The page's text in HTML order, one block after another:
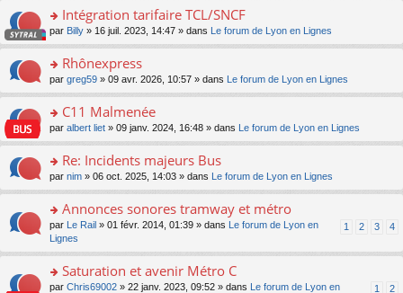
ré
c
e
le
u
ré
c
e
n
o
n
lu
pl
s
ré
c
nt
s
s
e
n
o
n
le
u
s
ré
e
nt
er
le
m
e
s
g
e
n
o
lu
pl
u
ré
e
o
n
ult
er
le
m
e
a
g
e
n
n
pl
u
Intégration tarifaire TCL/SNCF
par Billy » 16 juil. 2023, 14:47 » dans Le forum de Lyon en Lignes
o
n
ult
er
le
m
e
a
g
e
n
o
Rhônexpress
par greg59 » 09 avr. 2026, 10:57 » dans Le forum de Lyon en Lignes
o
n
ult
er
le
m
e
s
g
e
C11 Malmenée
par albert liet » 09 janv. 2024, 16:48 » dans Le forum de Lyon en Lignes
o
n
ult
er
le
m
e
s
Re: Incidents majeurs Bus
par nim » 06 oct. 2025, 14:03 » dans Le forum de Lyon en Lignes
o
s
er
Annonces sonores tramway et métro
1 2 3 4
par Le Rail » 01 févr. 2014, 01:39 » dans
Le forum de Lyon en
Lignes
o
Saturation et avenir Métro C
1 2
par Chris69002 » 22 janv. 2023, 09:52 » dans
Le forum de Lyon en